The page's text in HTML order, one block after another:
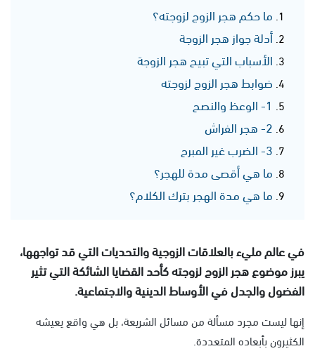
ما حكم هجر الزوج لزوجته؟
أدلة جواز هجر الزوجة
الأسباب التي تبيح هجر الزوجة
ضوابط هجر الزوج لزوجته
1- الوعظ والنصح
2- هجر الفراش
3- الضرب غير المبرح
ما هي أقصى مدة للهجر؟
ما هي مدة الهجر بترك الكلام؟
في عالم مليء بالعلاقات الزوجية والتحديات التي قد تواجهها،
يبرز موضوع هجر الزوج لزوجته كأحد القضايا الشائكة التي تثير
الفضول والجدل في الأوساط الدينية والاجتماعية.
إنها ليست مجرد مسألة من مسائل الشريعة، بل هي واقع يعيشه
الكثيرون بأبعاده المتعددة.